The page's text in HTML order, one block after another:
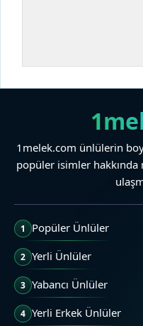
1melek.com ünlülerin
popüler isimler
1 Popüler Ünlüler
2 Yerli Ünlüler
3 Yabancı Ünlüler
4 Yerli Erkek Ünlüler